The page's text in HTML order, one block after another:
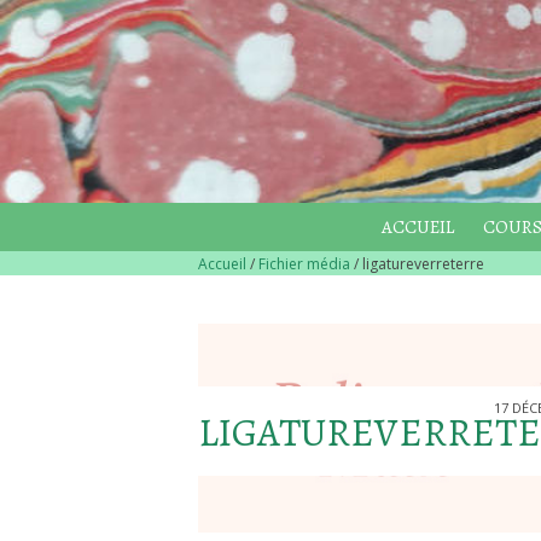
ACCUEIL
Accueil / Fichier média / ligatureverreterre
17